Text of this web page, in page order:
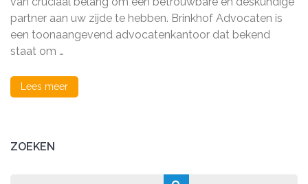
Juridisch
Advies
en
Bijstand
partner aan uw zijde te hebben. Brinkhof Advocaten is
een toonaangevend advocatenkantoor dat bekend
staat om …
Lees meer
ZOEKEN